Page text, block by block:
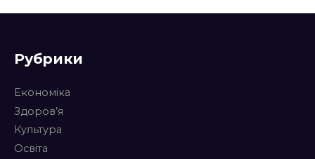
Рубрики
Економіка
Здоров’я
Культура
Освіта